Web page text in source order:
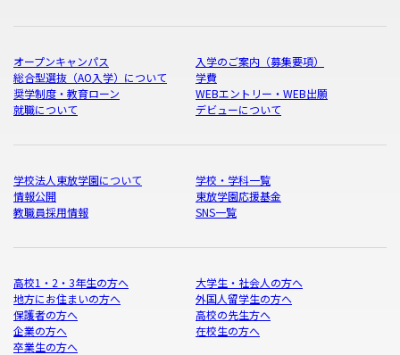
オープンキャンパス
入学のご案内（募集要項）
総合型選抜（AO入学）について
学費
奨学制度・教育ローン
WEBエントリー・WEB出願
就職について
デビューについて
学校法人東放学園について
学校・学科一覧
情報公開
東放学園応援基金
教職員採用情報
SNS一覧
高校1・2・3年生の方へ
大学生・社会人の方へ
地方にお住まいの方へ
外国人留学生の方へ
保護者の方へ
高校の先生方へ
企業の方へ
在校生の方へ
卒業生の方へ